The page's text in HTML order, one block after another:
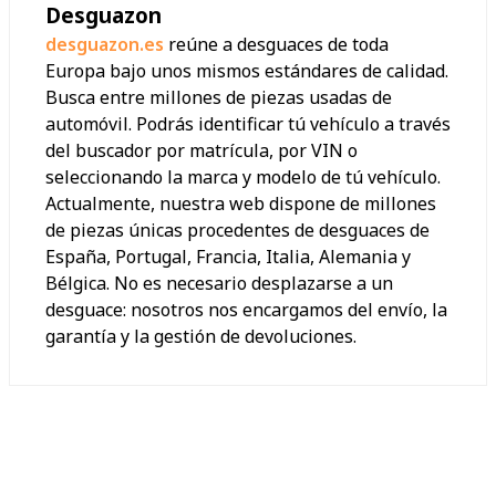
Desguazon
desguazon.es reúne a desguaces de toda
Europa bajo unos mismos estándares de calidad.
Busca entre millones de piezas usadas de
automóvil. Podrás identificar tú vehículo a través
del buscador por matrícula, por VIN o
seleccionando la marca y modelo de tú vehículo.
Actualmente, nuestra web dispone de millones
de piezas únicas procedentes de desguaces de
España, Portugal, Francia, Italia, Alemania y
Bélgica. No es necesario desplazarse a un
desguace: nosotros nos encargamos del envío, la
garantía y la gestión de devoluciones.